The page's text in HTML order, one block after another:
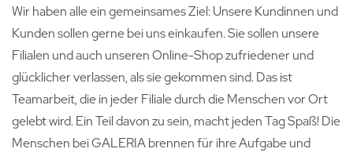
Wir haben alle ein gemeinsames Ziel: Unsere Kundinnen und
Kunden sollen gerne bei uns einkaufen. Sie sollen unsere
Filialen und auch unseren Online-Shop zufriedener und
glücklicher verlassen, als sie gekommen sind. Das ist
Teamarbeit, die in jeder Filiale durch die Menschen vor Ort
gelebt wird. Ein Teil davon zu sein, macht jeden Tag Spaß! Die
Menschen bei GALERIA brennen für ihre Aufgabe und